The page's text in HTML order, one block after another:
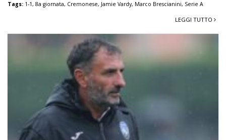
Tags: 1-1, 8a giornata, Cremonese, Jamie Vardy, Marco Brescianini, Serie A
LEGGI TUTTO